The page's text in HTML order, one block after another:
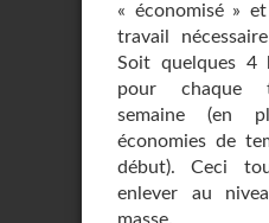
« économisé »
travail
Soit quelques 4
pour chaque
semaine (en
économies de
début). Ceci
enlever au